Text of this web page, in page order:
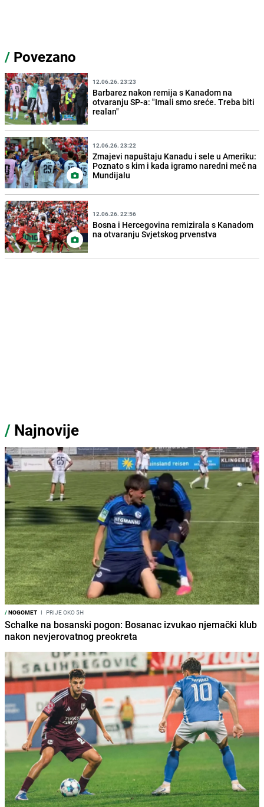
/ Povezano
12.06.26. 23:23
Barbarez nakon remija s Kanadom na
otvaranju SP-a: "Imali smo sreće. Treba biti
realan"
12.06.26. 23:22
Zmajevi napuštaju Kanadu i sele u Ameriku:
Poznato s kim i kada igramo naredni meč na
Mundijalu
12.06.26. 22:56
Bosna i Hercegovina remizirala s Kanadom
na otvaranju Svjetskog prvenstva
/ Najnovije
/NOGOMET I PRIJE OKO 5H
Schalke na bosanski pogon: Bosanac izvukao njemački klub
nakon nevjerovatnog preokreta